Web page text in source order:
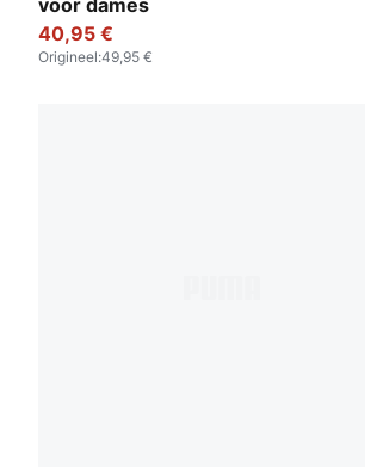
voor dames
40,95 €
Origineel:49,95 €